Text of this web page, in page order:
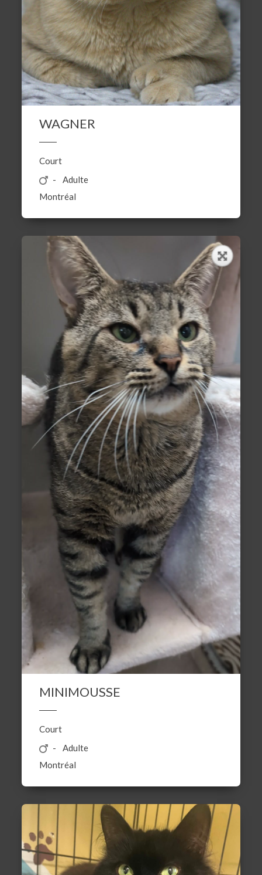
WAGNER
Court
Adulte
Montréal
MINIMOUSSE
Court
Adulte
Montréal